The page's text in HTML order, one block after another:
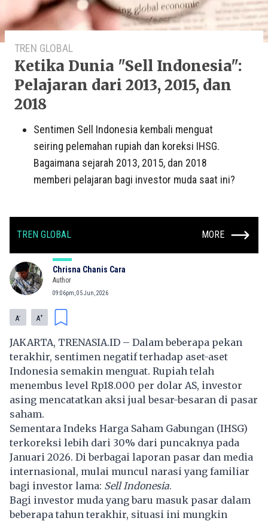
TREN GLOBAL
Ketika Dunia "Sell Indonesia":
Pelajaran dari 2013, 2015, dan
2018
Sentimen Sell Indonesia kembali menguat
seiring pelemahan rupiah dan koreksi IHSG.
Bagaimana sejarah 2013, 2015, dan 2018
memberi pelajaran bagi investor muda saat ini?
TREN GLOBAL MORE
Chrisna Chanis Cara
Author
09:06pm, 05 Jun, 2026
A- A+
JAKARTA, TRENASIA.ID – Dalam beberapa pekan
terakhir, sentimen negatif terhadap aset-aset
Indonesia semakin menguat. Rupiah telah
menembus level Rp18.000 per dolar AS, investor
asing mencatatkan aksi jual besar-besaran di pasar
saham.
Sementara Indeks Harga Saham Gabungan (IHSG)
terkoreksi lebih dari 30% dari puncaknya pada
Januari 2026. Di berbagai laporan pasar dan media
internasional, mulai muncul narasi yang familiar
bagi investor lama: Sell Indonesia.
Bagi investor muda yang baru masuk pasar dalam
beberapa tahun terakhir, situasi ini mungkin